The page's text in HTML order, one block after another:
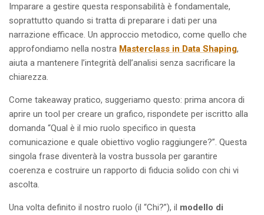
Imparare a gestire questa responsabilità è fondamentale,
soprattutto quando si tratta di preparare i dati per una
narrazione efficace. Un approccio metodico, come quello che
approfondiamo nella nostra Masterclass in Data Shaping,
aiuta a mantenere l’integrità dell’analisi senza sacrificare la
chiarezza.
Come takeaway pratico, suggeriamo questo: prima ancora di
aprire un tool per creare un grafico, rispondete per iscritto alla
domanda “Qual è il mio ruolo specifico in questa
comunicazione e quale obiettivo voglio raggiungere?”. Questa
singola frase diventerà la vostra bussola per garantire
coerenza e costruire un rapporto di fiducia solido con chi vi
ascolta.
Una volta definito il nostro ruolo (il “Chi?”), il modello di